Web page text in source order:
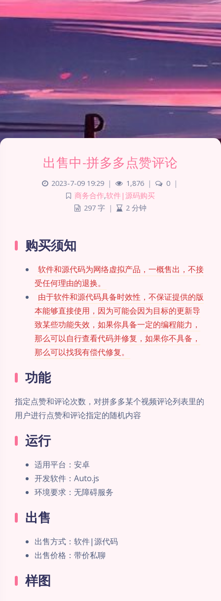
出售中-拼多多点赞评论
2023-7-09 19:29 | 1,876 | 0
|
商务合作,软件|源码购买
297 字 | 2 分钟
购买须知
软件和源代码为网络虚拟产品，一概售出，不接
受任何理由的退换。
由于软件和源代码具备时效性，不保证提供的版
本能够直接使用，因为可能会因为目标的更新导
致某些功能失效，如果你具备一定的编程能力，
那么可以自行查看代码并修复，如果你不具备，
那么可以找我有偿代修复。
功能
指定点赞和评论次数，对拼多多某个视频评论列表里的
用户进行点赞和评论指定的随机内容
运行
适用平台：安卓
开发软件：Auto.js
环境要求：无障碍服务
出售
出售方式：软件|源代码
出售价格：带价私聊
样图